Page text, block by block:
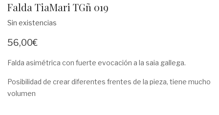
Falda TiaMari TGñ 019
Sin existencias
56,00€
Falda asimétrica con fuerte evocación a la saia gallega.
Posibilidad de crear diferentes frentes de la pieza, tiene mucho
volumen